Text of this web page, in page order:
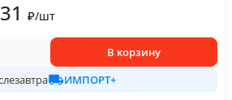
₽/шт
В корзину
ИМПОРТ+